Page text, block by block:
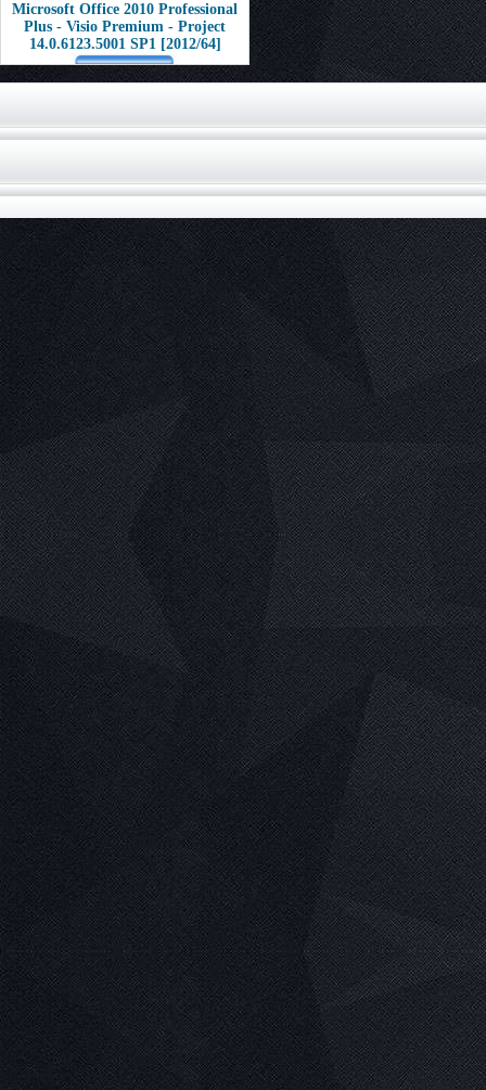
Microsoft Office 2010 Professional
Plus - Visio Premium - Project
14.0.6123.5001 SP1 [2012/64]